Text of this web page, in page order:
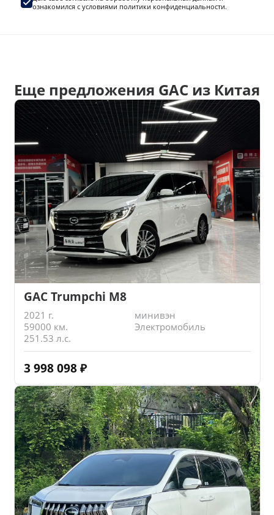
ознакомился с условиями политики конфиденциальности.
Еще предложения GAC из Китая
GAC Trumpchi M8
2021 г.
минивэн
59000 км.
Электромобиль
251.53 л.с.
3 998 098 ₽